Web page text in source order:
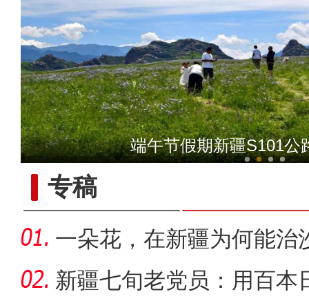
【与你为邻】俄罗斯滑雪小
端午节假期新疆S101公
专稿
一朵花，在新疆为何能治
新疆七旬老党员：用百本